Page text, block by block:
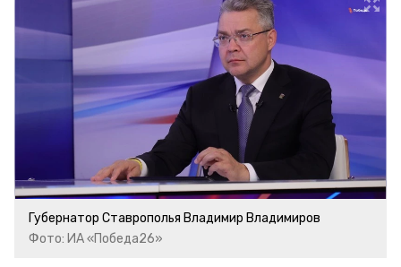
Губернатор Ставрополья Владимир Владимиров
Фото: ИА «Победа26»